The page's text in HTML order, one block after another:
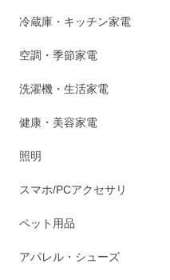
冷蔵庫・キッチン家電
空調・季節家電
洗濯機・生活家電
健康・美容家電